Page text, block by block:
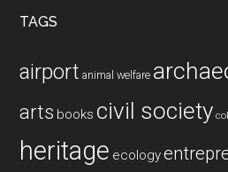
TAGS
airport animal welfare
arts books civil society
heritage ecology